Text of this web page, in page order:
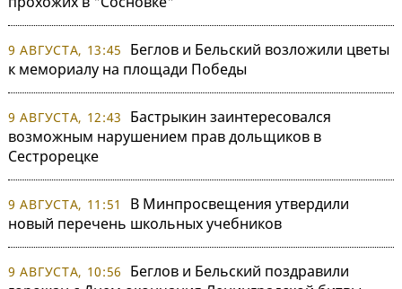
9 АВГУСТА, 13:45
Беглов и Бельский возложили цветы
к мемориалу на площади Победы
9 АВГУСТА, 12:43
Бастрыкин заинтересовался
возможным нарушением прав дольщиков в
Сестрорецке
9 АВГУСТА, 11:51
В Минпросвещения утвердили
новый перечень школьных учебников
9 АВГУСТА, 10:56
Беглов и Бельский поздравили